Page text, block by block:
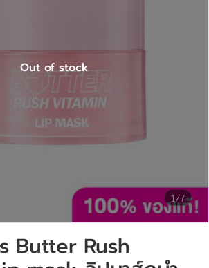
1/7
Out of stock
Butter Rush